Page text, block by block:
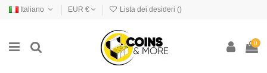
Italiano EUR € Lista dei desideri ()
0